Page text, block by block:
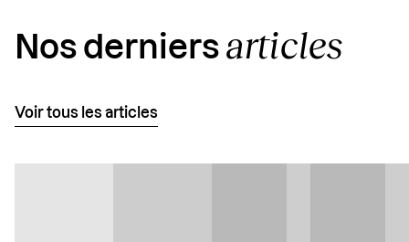
Nos derniers articles
Voir tous les articles